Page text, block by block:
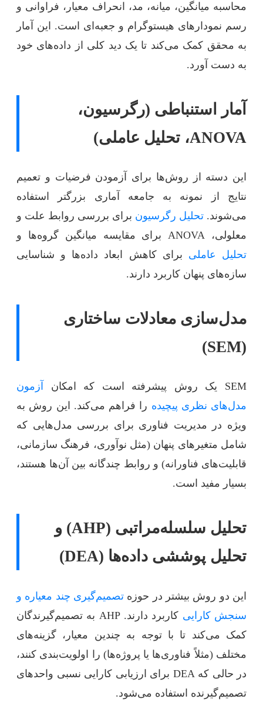
محاسبه میانگین، میانه، مد، انحراف معیار، فراوانی و
رسم نمودارهای هیستوگرام و جعبه‌ای است. این آمار
به محقق کمک می‌کند تا یک دید کلی از داده‌های خود
به دست آورد.
آمار استنباطی (رگرسیون،
ANOVA، تحلیل عاملی)
این دسته از روش‌ها برای آزمودن فرضیات و تعمیم
نتایج از نمونه به جامعه آماری بزرگتر استفاده
می‌شوند. تحلیل رگرسیون برای بررسی روابط علت و
معلولی، ANOVA برای مقایسه میانگین گروه‌ها و
تحلیل عاملی برای کاهش ابعاد داده‌ها و شناسایی
سازه‌های پنهان کاربرد دارند.
مدل‌سازی معادلات ساختاری
(SEM)
SEM یک روش پیشرفته است که امکان
آزمون
مدل‌های نظری پیچیده را فراهم می‌کند. این روش به
ویژه در مدیریت فناوری برای بررسی مدل‌هایی که
شامل متغیرهای پنهان (مثل نوآوری، فرهنگ سازمانی،
قابلیت‌های فناورانه) و روابط چندگانه بین آن‌ها هستند،
بسیار مفید است.
تحلیل سلسله‌مراتبی (AHP) و
تحلیل پوششی داده‌ها (DEA)
این دو روش بیشتر در حوزه تصمیم‌گیری چند معیاره و
سنجش کارایی
کاربرد دارند. AHP به تصمیم‌گیرندگان
کمک می‌کند تا با توجه به چندین معیار، گزینه‌های
مختلف (مثلاً فناوری‌ها یا پروژه‌ها) را اولویت‌بندی کنند،
در حالی که DEA برای ارزیابی کارایی نسبی واحدهای
تصمیم‌گیرنده استفاده می‌شود.